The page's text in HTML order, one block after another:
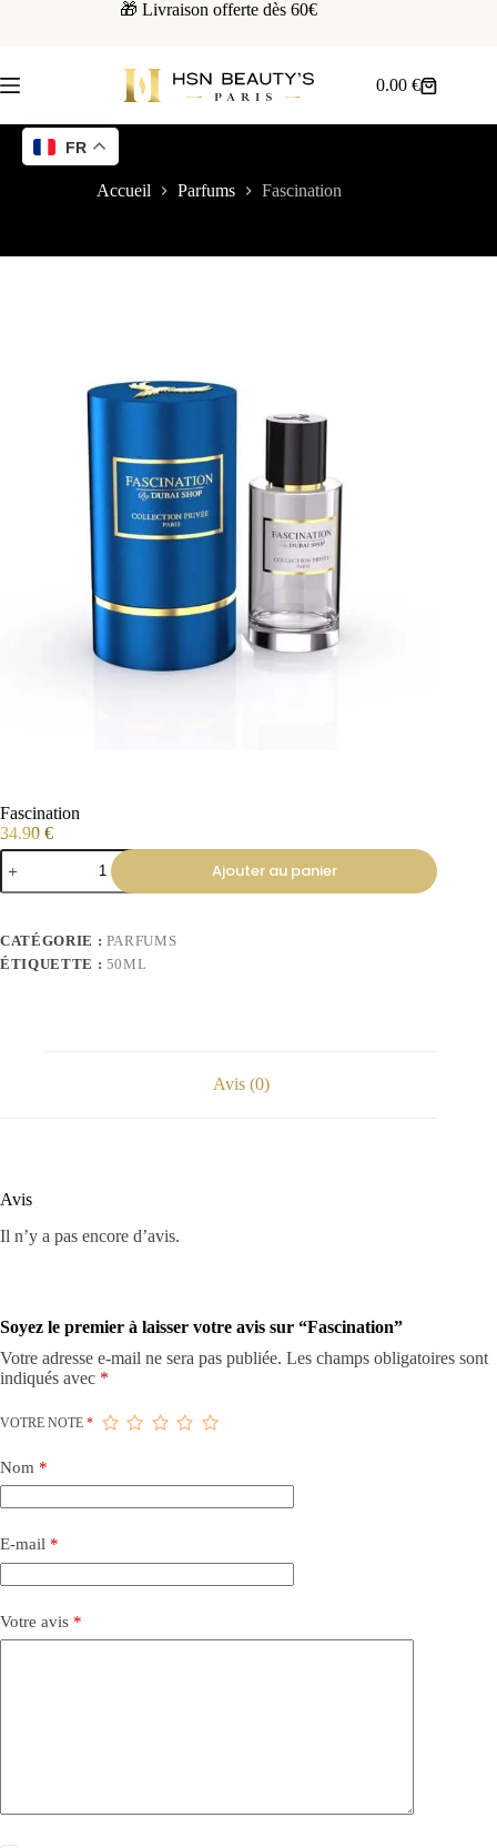
🎁 Livraison offerte dès 60€
0.00€
Accueil Parfums Fascination
Fascination
34.90 €
Ajouter au panier
CATÉGORIE : PARFUMS
ÉTIQUETTE : 50ML
Avis (0)
Avis
Il n’y a pas encore d’avis.
Soyez le premier à laisser votre avis sur “Fascination”
Votre adresse e-mail ne sera pas publiée. Les champs obligatoires sont
indiqués avec *
VOTRE NOTE *
Nom *
E-mail *
Votre avis *
FR